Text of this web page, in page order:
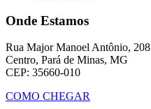
Onde Estamos
Rua Major Manoel Antônio, 208
Centro, Pará de Minas, MG
CEP: 35660-010
COMO CHEGAR